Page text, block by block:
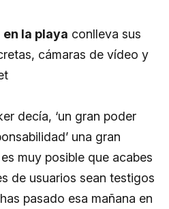
la playa conlleva sus
cámaras de vídeo y
decía, ‘un gran poder
una gran
muy posible que acabes
de usuarios sean testigos
pasado esa mañana en